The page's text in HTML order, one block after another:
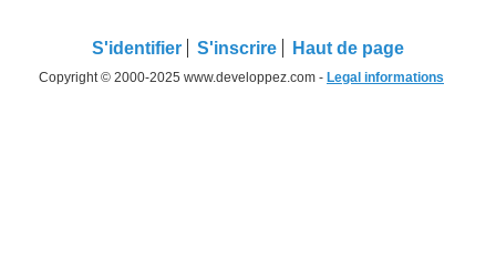
S'identifier S'inscrire Haut de page
Copyright © 2000-2025 www.developpez.com - Legal informations